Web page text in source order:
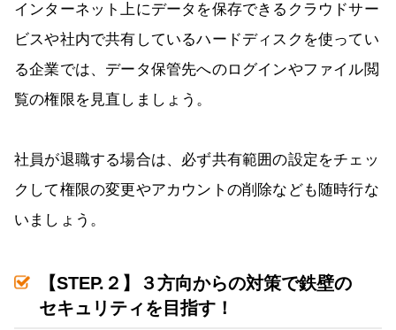
インターネット上にデータを保存できるクラウドサー
ビスや社内で共有しているハードディスクを使ってい
る企業では、データ保管先へのログインやファイル閲
覧の権限を見直しましょう。
社員が退職する場合は、必ず共有範囲の設定をチェッ
クして権限の変更やアカウントの削除なども随時行な
いましょう。
【STEP.２】３方向からの対策で鉄壁の
セキュリティを目指す！